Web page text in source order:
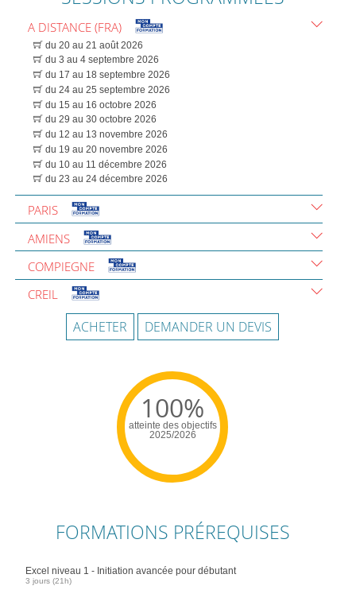
A DISTANCE (FRA)
du 20 au 21 août 2026
du 3 au 4 septembre 2026
du 17 au 18 septembre 2026
du 24 au 25 septembre 2026
du 15 au 16 octobre 2026
du 29 au 30 octobre 2026
du 12 au 13 novembre 2026
du 19 au 20 novembre 2026
du 10 au 11 décembre 2026
du 23 au 24 décembre 2026
PARIS
AMIENS
COMPIEGNE
CREIL
ACHETER DEMANDER UN DEVIS
100%
atteinte des objectifs
2025/2026
FORMATIONS PRÉREQUISES
Excel niveau 1 - Initiation avancée pour débutant
3 jours (21h)